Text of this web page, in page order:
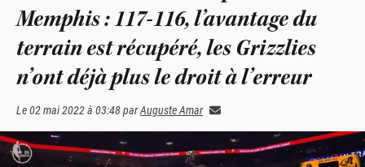
Memphis : 117-116, l’avantage du
terrain est récupéré, les Grizzlies
n’ont déjà plus le droit à l’erreur
Le02 mai 2022 à 03:48parAuguste Amar